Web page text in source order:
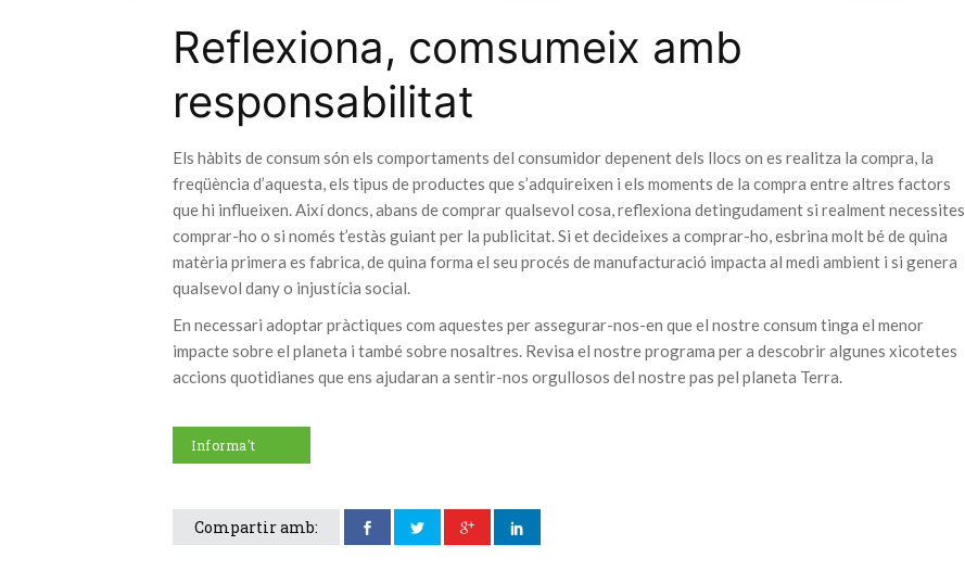
Reflexiona, comsumeix amb
responsabilitat
Els hàbits de consum són els comportaments del consumidor depenent dels llocs on es realitza la compra, la
freqüència d’aquesta, els tipus de productes que s’adquireixen i els moments de la compra entre altres factors
que hi influeixen. Així doncs, abans de comprar qualsevol cosa, reflexiona detingudament si realment necessites
comprar-ho o si només t’estàs guiant per la publicitat. Si et decideixes a comprar-ho, esbrina molt bé de quina
matèria primera es fabrica, de quina forma el seu procés de manufacturació impacta al medi ambient i si genera
qualsevol dany o injustícia social.
En necessari adoptar pràctiques com aquestes per assegurar-nos-en que el nostre consum tinga el menor
impacte sobre el planeta i també sobre nosaltres. Revisa el nostre programa per a descobrir algunes xicotetes
accions quotidianes que ens ajudaran a sentir-nos orgullosos del nostre pas pel planeta Terra.
Informa't
Compartir amb: